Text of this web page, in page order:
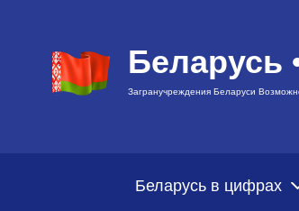
Беларусь
Загранучреждения Беларуси
Беларусь в цифрах